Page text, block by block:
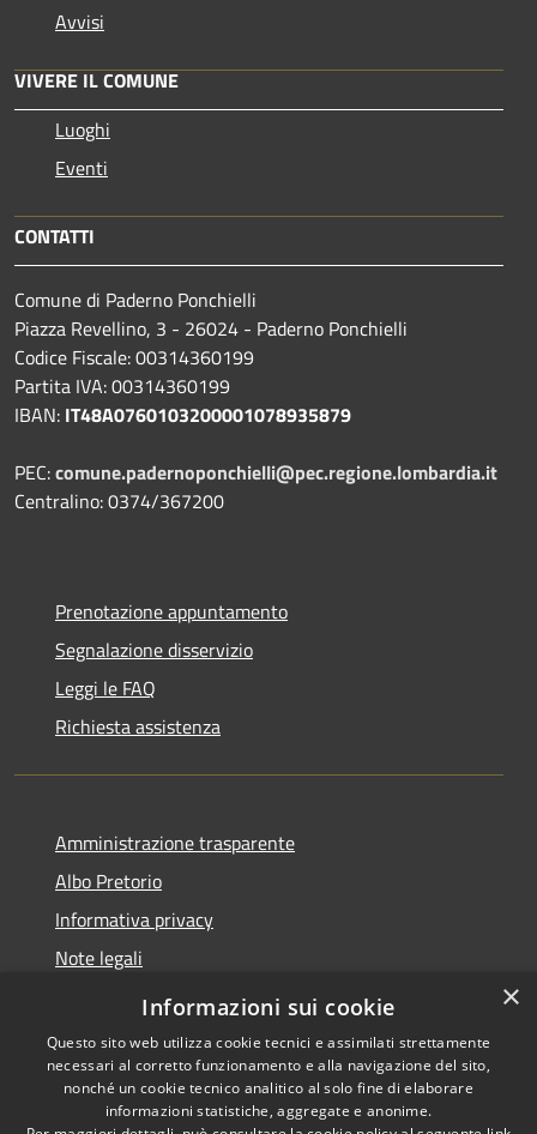
Avvisi
VIVERE IL COMUNE
Luoghi
Eventi
CONTATTI
Comune di Paderno Ponchielli
Piazza Revellino, 3 - 26024 - Paderno Ponchielli
Codice Fiscale: 00314360199
Partita IVA: 00314360199
IBAN: IT48A0760103200001078935879
PEC:comune.padernoponchielli@pec.regione.lombardia.it
Centralino: 0374/367200
Prenotazione appuntamento
Segnalazione disservizio
Leggi le FAQ
Richiesta assistenza
Amministrazione trasparente
Albo Pretorio
Informativa privacy
Note legali
Dichiarazione di accessibilità 2025
Copyright © 2026 • Comune di
×
Informazioni sui cookie
Questo sito web utilizza cookie tecnici e assimilati strettamente
necessari al corretto funzionamento e alla navigazione del sito,
nonché un cookie tecnico analitico al solo fine di elaborare
informazioni statistiche, aggregate e anonime.